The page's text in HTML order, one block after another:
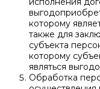
которому
также для
субъекта
которому
являться
Обработка